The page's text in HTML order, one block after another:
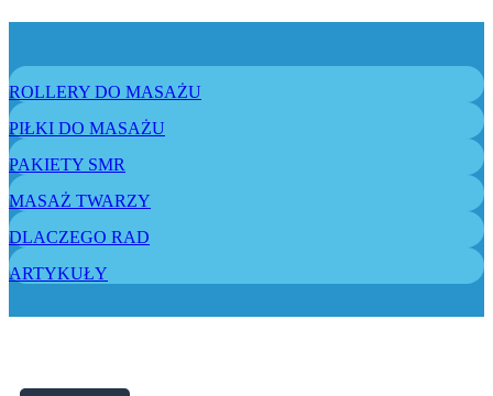
ROLLERY DO MASAŻU
PIŁKI DO MASAŻU
PAKIETY SMR
MASAŻ TWARZY
DLACZEGO RAD
ARTYKUŁY